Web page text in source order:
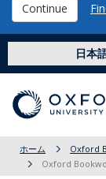
Continue
日本
ホーム Oxford
Oxford